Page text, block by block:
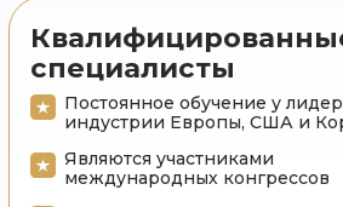
аппаратная косметология
Наши услуги